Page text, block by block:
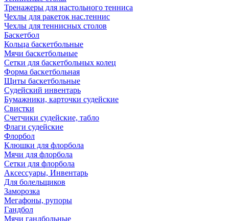
Тренажеры для настольного тенниса
Чехлы для ракеток нас.теннис
Чехлы для теннисных столов
Баскетбол
Кольца баскетбольные
Мячи баскетбольные
Сетки для баскетбольных колец
Форма баскетбольная
Щиты баскетбольные
Судейский инвентарь
Бумажники, карточки судейские
Свистки
Счетчики судейские, табло
Флаги судейские
Флорбол
Клюшки для флорбола
Мячи для флорбола
Сетки для флорбола
Аксессуары, Инвентарь
Для болельщиков
Заморозка
Мегафоны, рупоры
Гандбол
Мячи гандбольные